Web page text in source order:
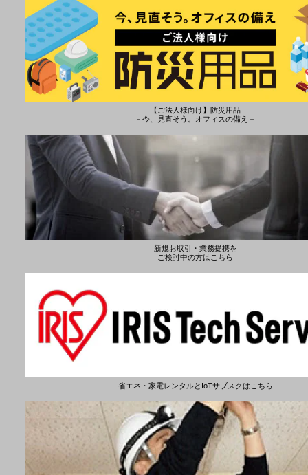
【ご法人様向け】防災用品
－今、見直そう。オフィスの備え－
新規お取引・業務提携を
ご検討中の方はこちら
省エネ・家電レンタルとIoTサブスクはこちら